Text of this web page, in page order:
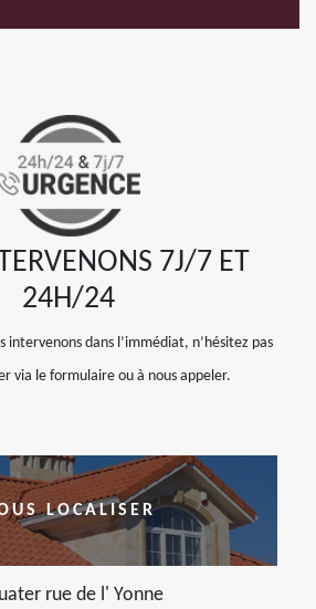
7J/7 ET
24H/24
intervenons dans l’immédiat, n’hésitez pas
via le formulaire ou à nous appeler.
LOCALISER
rue de l' Yonne